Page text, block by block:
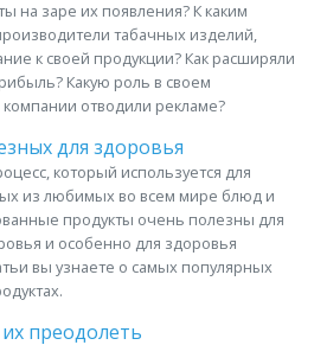
на заре их появления? К каким
табачных изделий,
к своей продукции? Как расширяли
Какую роль в своем
отводили рекламе?
для здоровья
который используется для
из любимых во всем мире блюд и
продукты очень полезны для
и особенно для здоровья
вы узнаете о самых популярных
преодолеть